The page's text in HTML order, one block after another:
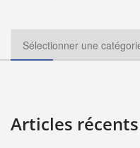
Articles récents